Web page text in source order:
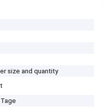
size and quantity